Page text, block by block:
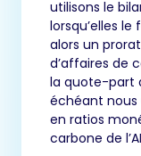
utilisons le
lorsqu’elles
alors un
d’affaires de
la quote-part
échéant nous
en ratios
carbone de